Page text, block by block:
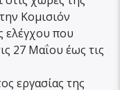
Κομισιόν
ελέγχου που
27 Μαΐου έως τις
εργασίας της